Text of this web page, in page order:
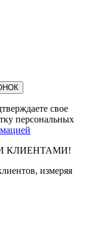
свое
персональных
КЛИЕНТАМИ!
измеряя